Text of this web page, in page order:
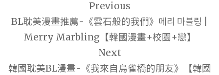
導
Previous
BL耽美漫畫推薦-《雲石般的我們》메리 마블링 |
Merry Marbling【韓國漫畫+校園+戀】
Next
韓國耽美BL漫畫-《我來自烏雀橋的朋友》【韓國